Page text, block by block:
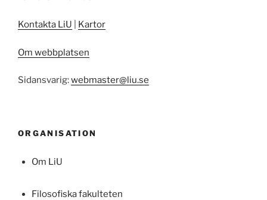
Kontakta LiU Kartor
Om webbplatsen
Sidansvarig:webmaster@liu.se
ORGANISATION
Om LiU
Filosofiska fakulteten